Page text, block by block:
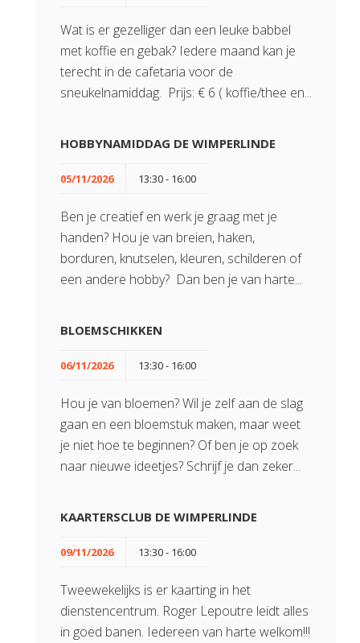
Wat is er gezelliger dan een leuke babbel
met koffie en gebak? Iedere maand kan je
terecht in de cafetaria voor de
sneukelnamiddag. Prijs: € 6 ( koffie/thee en...
HOBBYNAMIDDAG DE WIMPERLINDE
05/11/2026 13:30 - 16:00
Ben je creatief en werk je graag met je
handen? Hou je van breien, haken,
borduren, knutselen, kleuren, schilderen of
een andere hobby? Dan ben je van harte...
BLOEMSCHIKKEN
06/11/2026 13:30 - 16:00
Hou je van bloemen? Wil je zelf aan de slag
gaan en een bloemstuk maken, maar weet
je niet hoe te beginnen? Of ben je op zoek
naar nieuwe ideetjes? Schrijf je dan zeker...
KAARTERSCLUB DE WIMPERLINDE
09/11/2026 13:30 - 16:00
Tweewekelijks is er kaarting in het
dienstencentrum. Roger Lepoutre leidt alles
in goed banen. Iedereen van harte welkom!!!